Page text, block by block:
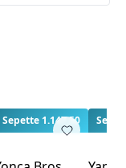
Sepette 1.147,50